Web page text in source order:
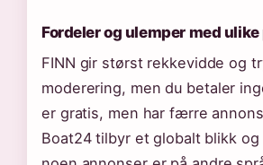
Fordeler og ulemper med
FINN gir størst rekkevidde og
moderering, men du betaler
er gratis, men har færre
Boat24 tilbyr et globalt blikk